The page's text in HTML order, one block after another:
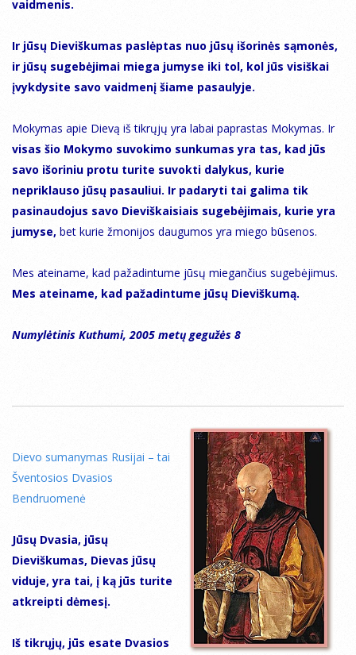
vaidmenis.
Ir jūsų Dieviškumas paslėptas nuo jūsų išorinės sąmonės,
ir jūsų sugebėjimai miega jumyse iki tol, kol jūs visiškai
įvykdysite savo vaidmenį šiame pasaulyje.
Mokymas apie Dievą iš tikrųjų yra labai paprastas Mokymas. Ir
visas šio Mokymo suvokimo sunkumas yra tas, kad jūs
savo išoriniu protu turite suvokti dalykus, kurie
nepriklauso jūsų pasauliui. Ir padaryti tai galima tik
pasinaudojus savo Dieviškaisiais sugebėjimais, kurie yra
jumyse, bet kurie žmonijos daugumos yra miego būsenos.
Mes ateiname, kad pažadintume jūsų miegančius sugebėjimus.
Mes ateiname, kad pažadintume jūsų Dieviškumą.
Numylėtinis Kuthumi, 2005 metų gegužės 8
Dievo sumanymas Rusijai – tai
Šventosios Dvasios
Bendruomenė
Jūsų Dvasia, jūsų
Dieviškumas, Dievas jūsų
viduje, yra tai, į ką jūs turite
atkreipti dėmesį.
Iš tikrųjų, jūs esate Dvasios